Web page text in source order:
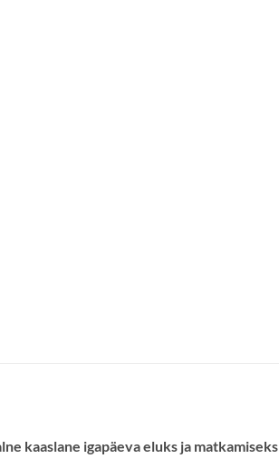
kaaslane igapäeva eluks ja matkamiseks